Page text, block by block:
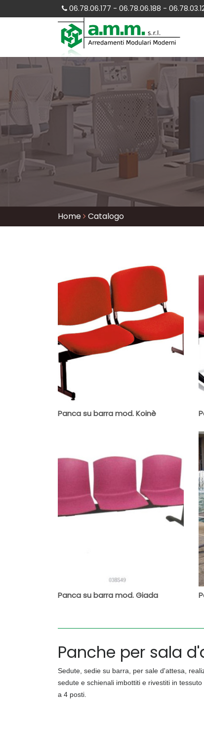
06.78.06.177 - 06.78.06.188 -
Home Catalogo
Panca su barra mod. Koinè
Panca su barra mod. Giada
Panche per sala
Sedute, sedie su barra, per sale d'attesa,
sedute e schienali imbottiti e rivestiti in
a 4 posti.